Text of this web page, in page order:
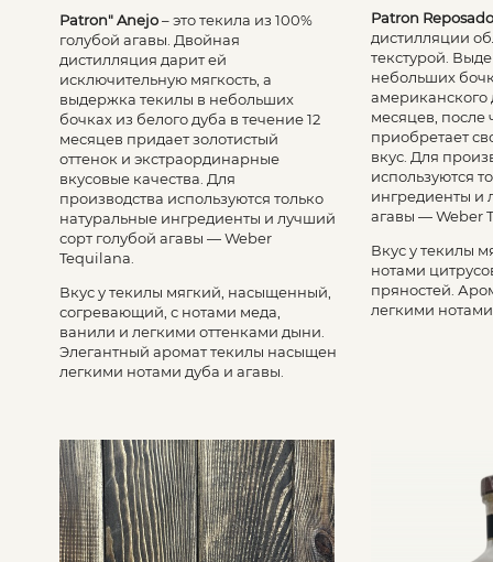
Patron" Anejo– это текила из 100%
голубой агавы. Двойная
дистилляция дарит ей
исключительную мягкость, а
выдержка текилы в небольших
бочках из белого дуба в течение 12
месяцев придает золотистый
оттенок и экстраординарные
вкусовые качества. Для
производства используются только
натуральные ингредиенты и лучший
сорт голубой агавы — Weber
Tequilana.
Вкус у текилы мягкий, насыщенный,
согревающий, с нотами меда,
ванили и легкими оттенками дыни.
Элегантный аромат текилы насыщен
легкими нотами дуба и агавы.
Patron
дистилляции
текстурой.
небольших
американского
месяцев, после
приобретает
вкус. Для
используются
ингредиенты и
агавы — Weber
Вкус у текилы
нотами
пряностей.
легкими